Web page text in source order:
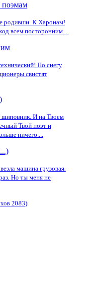
поэмам
родивши. К Харонам!
всем посторонним....
По снегу
свистят
шиповник. И на Твоем
Твой поэт и
ничего....
машина грузовая.
Но ты меня не
2083)